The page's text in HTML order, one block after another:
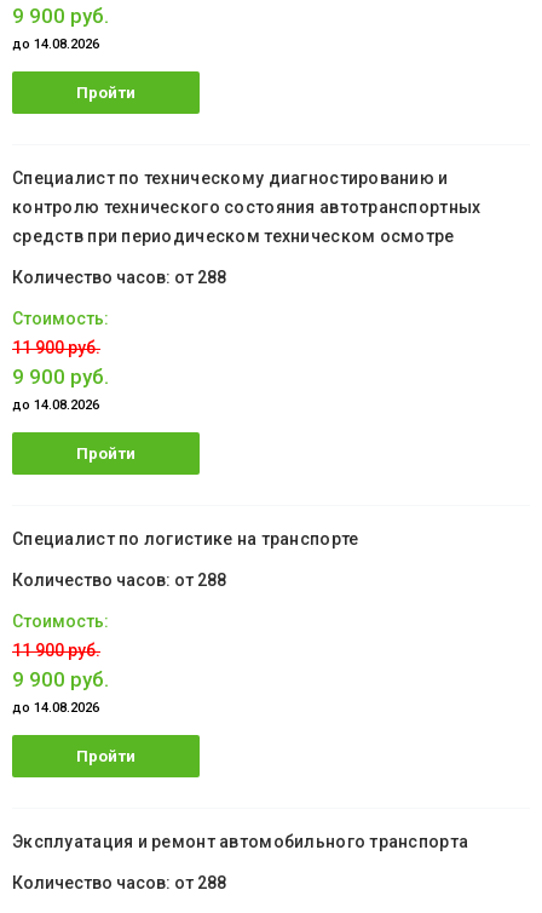
9 900 руб.
до 14.08.2026
Пройти
Специалист по техническому диагностированию и
контролю технического состояния автотранспортных
средств при периодическом техническом осмотре
от 288
11 900 руб.
9 900 руб.
до 14.08.2026
Пройти
Специалист по логистике на транспорте
от 288
11 900 руб.
9 900 руб.
до 14.08.2026
Пройти
Эксплуатация и ремонт автомобильного транспорта
от 288